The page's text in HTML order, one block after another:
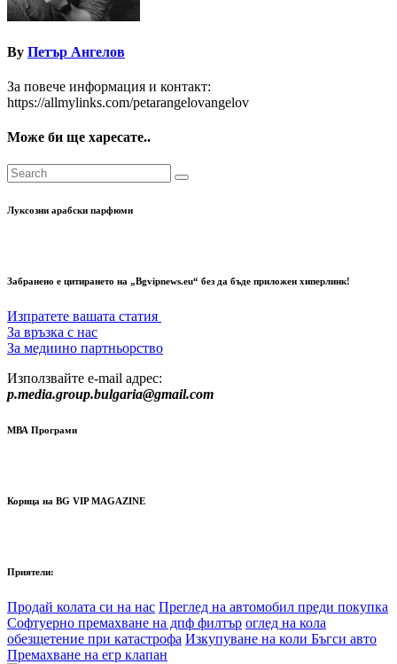
By Петър Ангелов
За повече информация и контакт:
https://allmylinks.com/petarangelovangelov
Може би ще харесате..
Луксозни арабски парфюми
Забранено е цитирането на „Bgvipnews.eu“ без да бъде приложен хиперлинк!
Изпратете вашата статия
За връзка с нас
За медиино партньорство
Използвайте e-mail адрес:
p.media.group.bulgaria@gmail.com
МВА Програми
Корица на BG VIP MAGAZINE
Приятели:
Продай колата си на нас Преглед на автомобил преди покупка
Софтуерно премахване на дпф филтър оглед на кола
обезщетение при катастрофа Изкупуване на коли Бъгси авто
Премахване на егр клапан